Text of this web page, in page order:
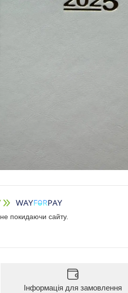
покидаючи сайту.
Інформація для замовлення